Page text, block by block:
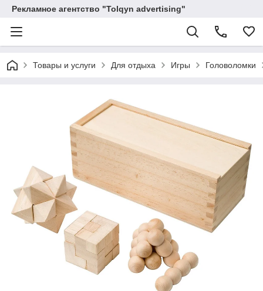
Рекламное агентство "Tolqyn advertising"
Товары и услуги Для отдыха Игры Головоломки